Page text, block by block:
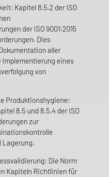
Kapitel 8.5.2 der ISO
der ISO 9001:2015
Dies
aller
eines
von
Produktionshygiene:
8.5 und 8.5.4 der ISO
zur
Lagerung.
Die Norm
Kapiteln Richtlinien für